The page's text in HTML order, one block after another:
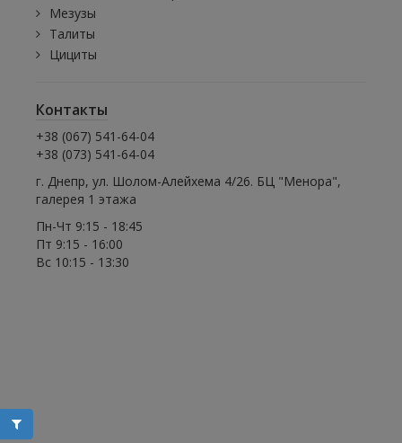
Мезузы
Талиты
Цициты
Контакты
+38 (067) 541-64-04
+38 (073) 541-64-04
г. Днепр, ул. Шолом-Алейхема 4/26. БЦ "Менора",
галерея 1 этажа
Пн-Чт 9:15 - 18:45
Пт 9:15 - 16:00
Вс 10:15 - 13:30